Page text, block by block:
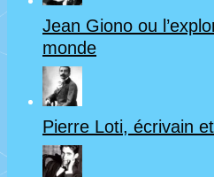
Jean Giono ou
monde
Pierre Loti, écrivain